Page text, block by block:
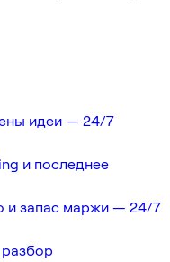
идеи — 24/7
и последнее
и запас маржи — 24/7